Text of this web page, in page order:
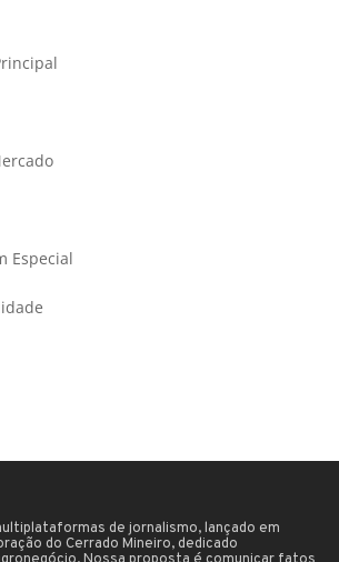
Especial
de jornalismo, lançado em
do Cerrado Mineiro, dedicado